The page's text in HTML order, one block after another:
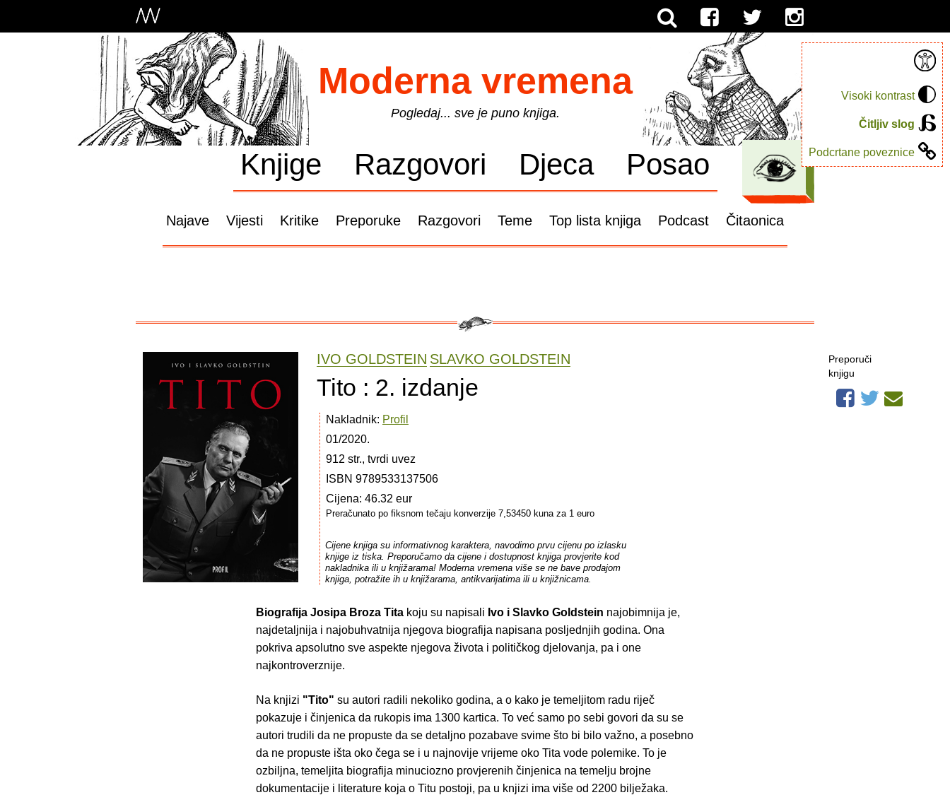
Visoki kontrast
Čitljiv slog
Podcrtane poveznice
Moderna vremena
Pogledaj... sve je puno knjiga.
Knjige Razgovori Djeca Posao
Najave Vijesti Kritike Preporuke Razgovori Teme Top lista knjiga Podcast Čitaonica
IVO GOLDSTEIN SLAVKO GOLDSTEIN
Tito : 2. izdanje
Nakladnik: Profil
01/2020.
912 str., tvrdi uvez
ISBN 9789533137506
Cijena: 46.32 eur
Preračunato po fiksnom tečaju konverzije 7,53450 kuna za 1 euro
Cijene knjiga su informativnog karaktera, navodimo prvu cijenu po izlasku
knjige iz tiska. Preporučamo da cijene i dostupnost knjiga provjerite kod
nakladnika ili u knjižarama! Moderna vremena više se ne bave prodajom
knjiga, potražite ih u knjižarama, antikvarijatima ili u knjižnicama.
Biografija Josipa Broza Tita koju su napisali Ivo i Slavko Goldstein najobimnija je,
najdetaljnija i najobuhvatnija njegova biografija napisana posljednjih godina. Ona
pokriva apsolutno sve aspekte njegova života i političkog djelovanja, pa i one
najkontroverznije.
Na knjizi "Tito" su autori radili nekoliko godina, a o kako je temeljitom radu riječ
pokazuje i činjenica da rukopis ima 1300 kartica. To već samo po sebi govori da su se
autori trudili da ne propuste da se detaljno pozabave svime što bi bilo važno, a posebno
da ne propuste išta oko čega se i u najnovije vrijeme oko Tita vode polemike. To je
ozbiljna, temeljita biografija minuciozno provjerenih činjenica na temelju brojne
dokumentacije i literature koja o Titu postoji, pa u knjizi ima više od 2200 bilježaka.
Preporuči
knjigu